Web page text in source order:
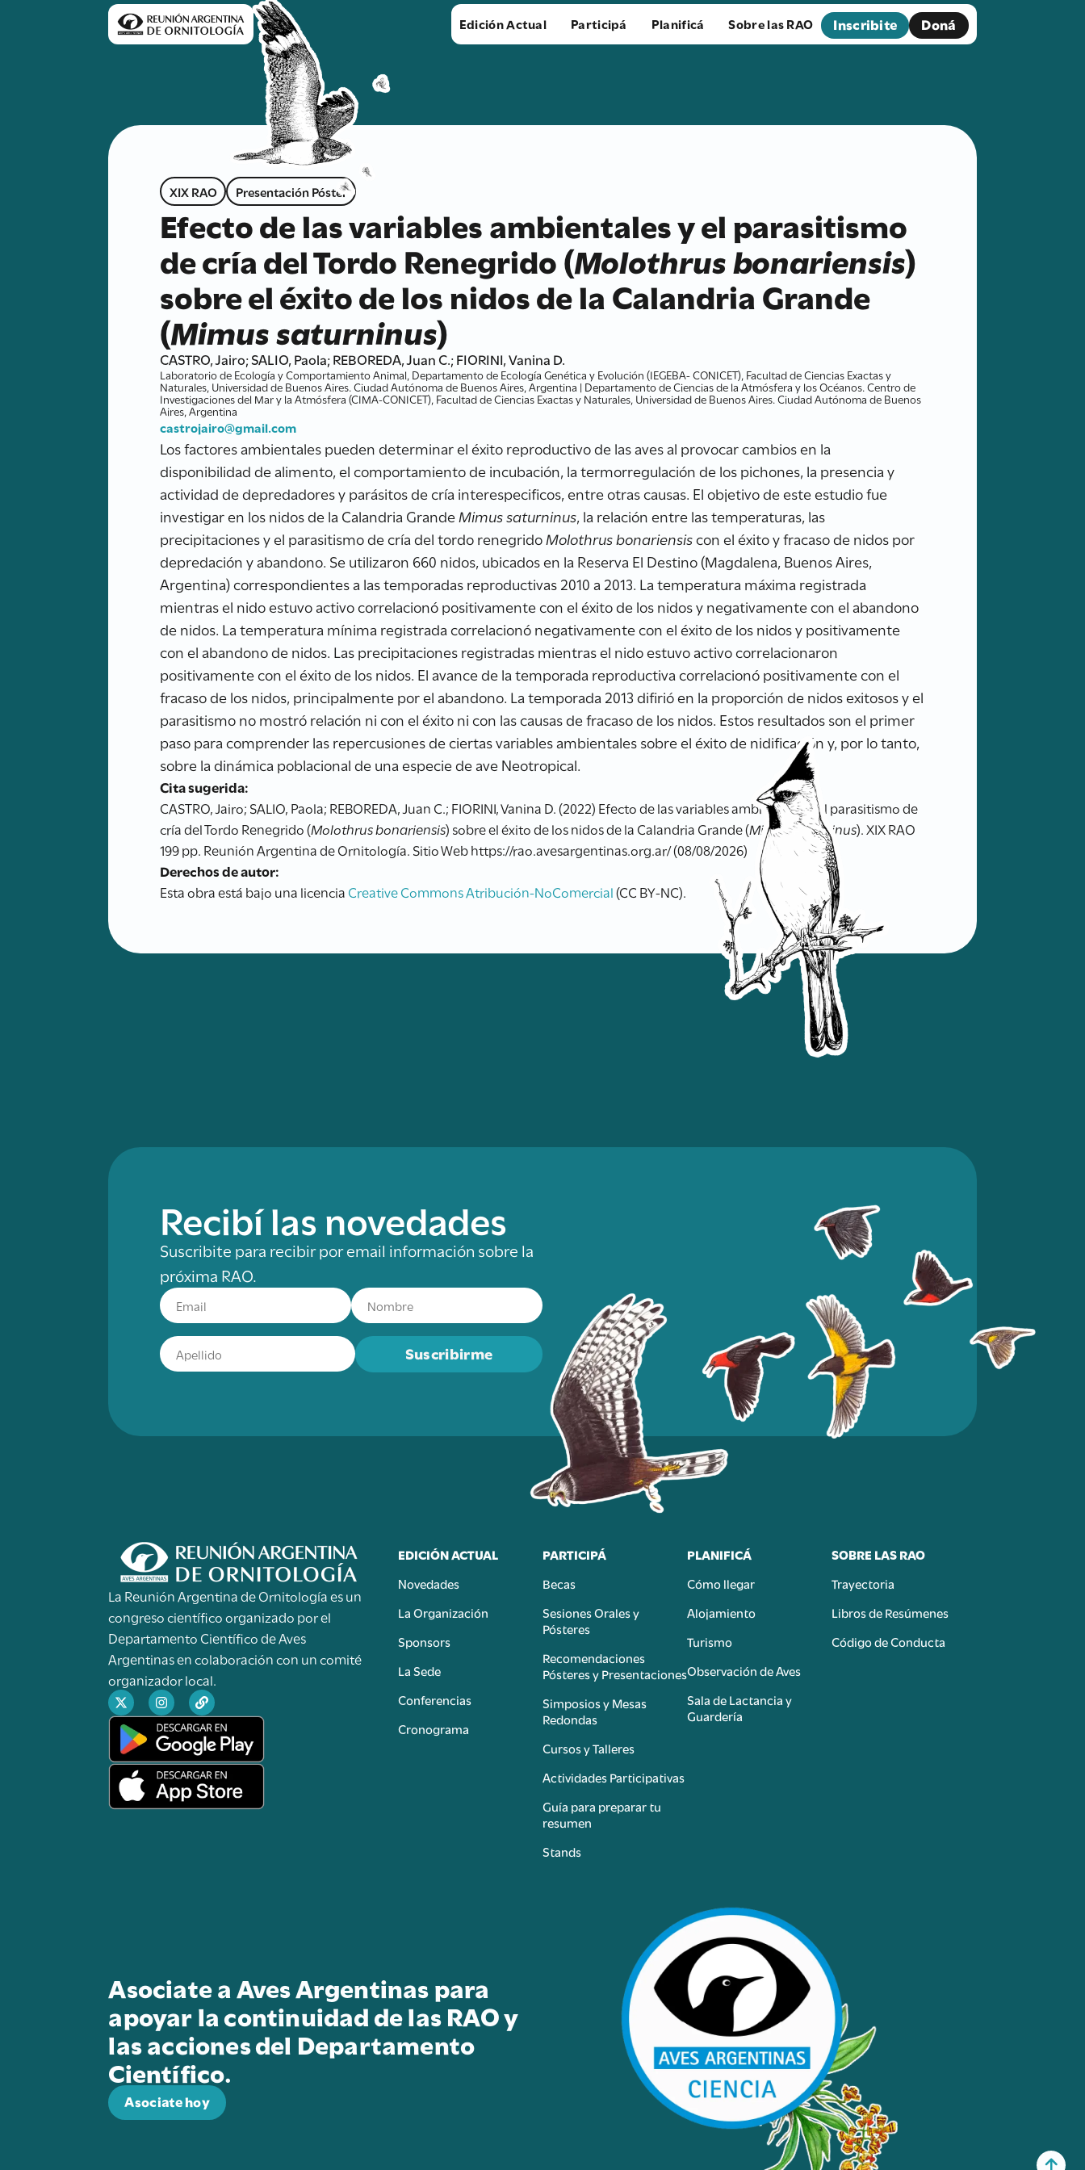
Edición Actual Participá Planificá Sobre las RAO Inscribite Doná
XIX RAO Presentación Póster
Efecto de las variables ambientales y el parasitismo
de cría del Tordo Renegrido (Molothrus bonariensis)
sobre el éxito de los nidos de la Calandria Grande
(Mimus saturninus)
CASTRO, Jairo; SALIO, Paola; REBOREDA, Juan C.; FIORINI, Vanina D.
Laboratorio de Ecología y Comportamiento Animal, Departamento de Ecología Genética y Evolución (IEGEBA- CONICET), Facultad de Ciencias Exactas y
Naturales, Universidad de Buenos Aires. Ciudad Autónoma de Buenos Aires, Argentina | Departamento de Ciencias de la Atmósfera y los Océanos. Centro de
Investigaciones del Mar y la Atmósfera (CIMA-CONICET), Facultad de Ciencias Exactas y Naturales, Universidad de Buenos Aires. Ciudad Autónoma de Buenos
Aires, Argentina
castrojairo@gmail.com
Los factores ambientales pueden determinar el éxito reproductivo de las aves al provocar cambios en la
disponibilidad de alimento, el comportamiento de incubación, la termorregulación de los pichones, la presencia y
actividad de depredadores y parásitos de cría interespecificos, entre otras causas. El objetivo de este estudio fue
investigar en los nidos de la Calandria GrandeMimus saturninus, la relación entre las temperaturas, las
precipitaciones y el parasitismo de cría del tordo renegridoMolothrus bonariensiscon el éxito y fracaso de nidos por
depredación y abandono. Se utilizaron 660 nidos, ubicados en la Reserva El Destino (Magdalena, Buenos Aires,
Argentina) correspondientes a las temporadas reproductivas 2010 a 2013. La temperatura máxima registrada
mientras el nido estuvo activo correlacionó positivamente con el éxito de los nidos y negativamente con el abandono
de nidos. La temperatura mínima registrada correlacionó negativamente con el éxito de los nidos y positivamente
con el abandono de nidos. Las precipitaciones registradas mientras el nido estuvo activo correlacionaron
positivamente con el éxito de los nidos. El avance de la temporada reproductiva correlacionó positivamente con el
fracaso de los nidos, principalmente por el abandono. La temporada 2013 difirió en la proporción de nidos exitosos y el
parasitismo no mostró relación ni con el éxito ni con las causas de fracaso de los nidos. Estos resultados son el primer
paso para comprender las repercusiones de ciertas variables ambientales sobre el éxito de nidificación y, por lo tanto,
sobre la dinámica poblacional de una especie de ave Neotropical.
Cita sugerida:
CASTRO, Jairo; SALIO, Paola; REBOREDA, Juan C.; FIORINI, Vanina D. (2022) Efecto de las variables ambientales y el parasitismo de
cría del Tordo Renegrido (Molothrus bonariensis) sobre el éxito de los nidos de la Calandria Grande (Mimus saturninus). XIX RAO
199 pp. Reunión Argentina de Ornitología. Sitio Web https://rao.avesargentinas.org.ar/ (08/08/2026)
Derechos de autor:
Esta obra está bajo una licencia Creative Commons Atribución-NoComercial(CC BY-NC).
Recibí las novedades
Suscribite para recibir por email información sobre la
próxima RAO.
Suscribirme
La Reunión Argentina de Ornitología es un
congreso científico organizado por el
Departamento Científico de Aves
Argentinas en colaboración con un comité
organizador local.
EDICIÓN ACTUAL
Novedades
La Organización
Sponsors
La Sede
Conferencias
Cronograma
PARTICIPÁ
Becas
Sesiones Orales y
Pósteres
Recomendaciones
Pósteres y Presentaciones
Simposios y Mesas
Redondas
Cursos y Talleres
Actividades Participativas
Guía para preparar tu
resumen
Stands
PLANIFICÁ
Cómo llegar
Alojamiento
Turismo
Observación de Aves
Sala de Lactancia y
Guardería
SOBRE LAS RAO
Trayectoria
Libros de Resúmenes
Código de Conducta
Asociate a Aves Argentinas para
apoyar la continuidad de las RAO y
las acciones del Departamento
Científico.
Asociate hoy